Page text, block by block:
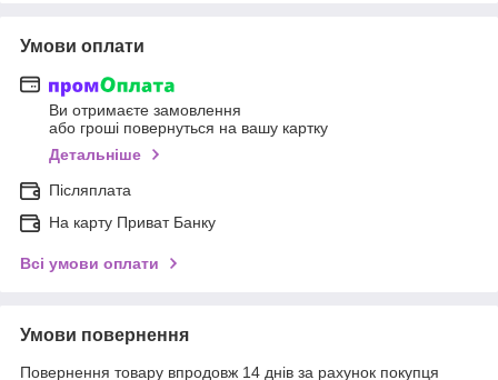
Умови оплати
Ви отримаєте замовлення
або гроші повернуться на вашу картку
Детальніше
Післяплата
На карту Приват Банку
Всі умови оплати
Умови повернення
Повернення товару впродовж 14 днів за рахунок покупця